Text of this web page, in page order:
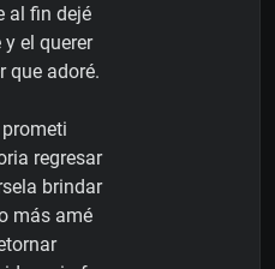
al fin dejé
el querer
que adoré.
regresar
brindar
más amé